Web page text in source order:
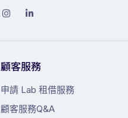
顧客服務
申請 Lab 租借服務
顧客服務Q&A